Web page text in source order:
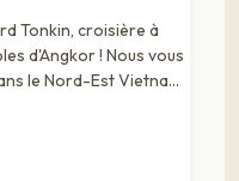
Tonkin, croisière à
d'Angkor ! Nous vous
le Nord-Est Vietnam,